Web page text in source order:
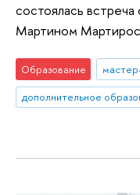
состоялась
Мартином
Образование
дополнительное